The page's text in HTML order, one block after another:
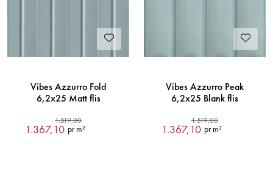
Vibes Azzurro Fold
6,2x25 Matt flis
1.519,00
1.367,10 pr m²
Vibes Azzurro Peak
6,2x25 Blank flis
1.519,00
1.367,10 pr m²